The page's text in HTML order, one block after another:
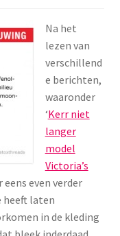
Na het
lezen van
verschillend
e berichten,
waaronder
‘Kerr niet
langer
model
Victoria’s
eens even verder
heeft laten
in de kleding